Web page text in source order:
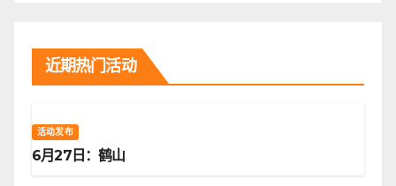
近期热门活动
活动发布
6月27日：鹤山